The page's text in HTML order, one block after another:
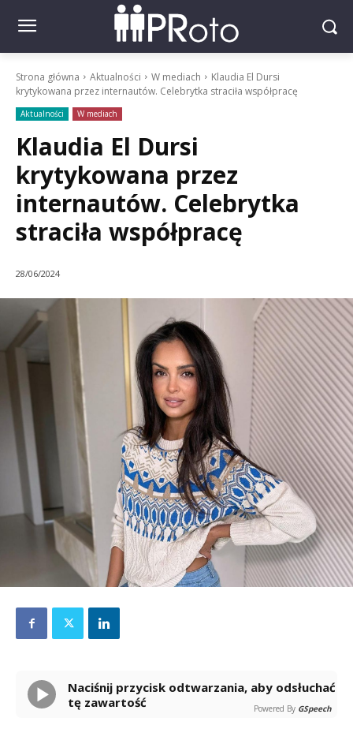
Strona główna Aktualności W mediach
Klaudia El Dursi
krytykowana przez internautów. Celebrytka straciła współpracę
Aktualności W mediach
Klaudia El Dursi
krytykowana przez
internautów. Celebrytka
straciła współpracę
28/06/2024
Naciśnij przycisk odtwarzania, aby odsłuchać
tę zawartość
Powered By GSpeech